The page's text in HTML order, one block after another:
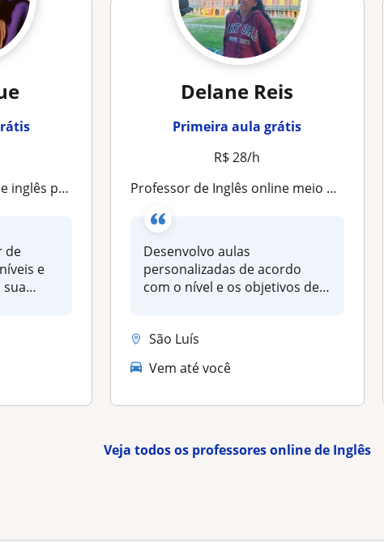
para a sua necessidade
de
e
Delane Reis
Primeira aula grátis
R$ 28/h
Professor de Inglês online meio período
Desenvolvo aulas
personalizadas de acordo
com o nível e os objetivos de
São Luís
Vem até você
Veja todos os professores online de Inglês